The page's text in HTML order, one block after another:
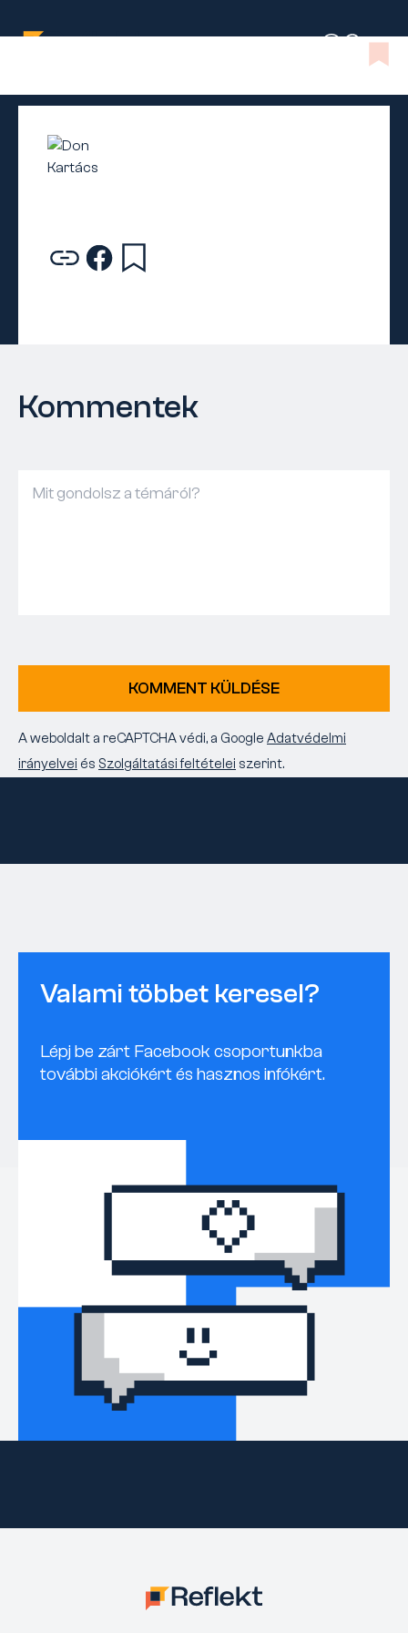
Kommentek
KOMMENT KÜLDÉSE
A weboldalt a reCAPTCHA védi, a Google Adatvédelmi
irányelvei és Szolgáltatási feltételei szerint.
Valami többet keresel?
Lépj be zárt Facebook csoportunkba
további akciókért és hasznos infókért.